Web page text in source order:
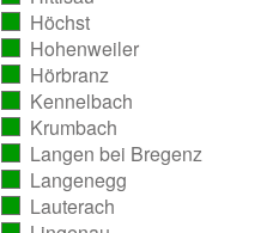
ausgezählt)
Höchst
ausgezählt)
Hohenweiler
ausgezählt)
Hörbranz
ausgezählt)
Kennelbach
ausgezählt)
Krumbach
ausgezählt)
Langen bei Bregenz
ausgezählt)
Langenegg
ausgezählt)
Lauterach